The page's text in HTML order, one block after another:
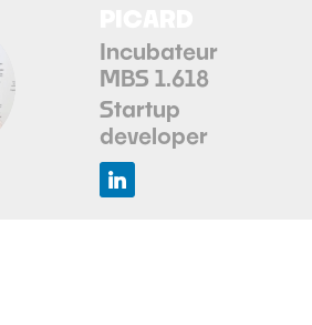
Incubateur
MBS 1.618
Startup
developer